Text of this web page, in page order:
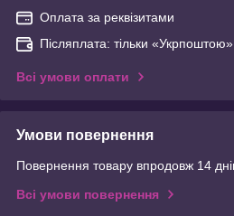
Оплата за реквізитами
Післяплата: тільки «Укрпоштою»
Всі умови оплати
Умови повернення
Повернення товару впродовж 14
Всі умови повернення